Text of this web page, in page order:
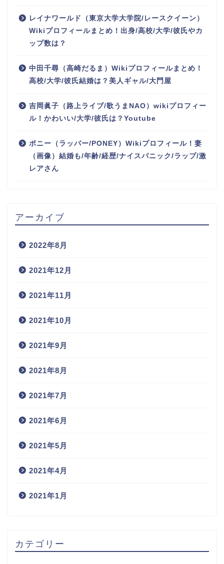
レイナワールド（東京大学大学院/レースクイーン）
Wikiプロフィールまとめ！出身/高校/大学/彼氏やカ
ップ数は？
中田千尋（高崎だるま）Wikiプロフィールまとめ！
高校/大学/彼氏結婚は？美人ギャル/大門屋
吉岡眞子（路上ライブ/歌うまNAO）wikiプロフィー
ル！かわいい/大学/彼氏は？Youtube
ポニー（ラッパー/PONEY）Wikiプロフィール！妻
（画像）結婚も/年齢/経歴/ナイスパニック/ラップ/激
レアさん
アーカイブ
2022年8月
2021年12月
2021年11月
2021年10月
2021年9月
2021年8月
2021年7月
2021年6月
2021年5月
2021年4月
2021年1月
カテゴリー